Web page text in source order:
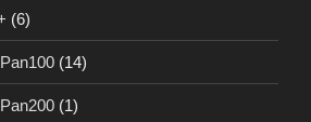
(6)
(14)
(1)